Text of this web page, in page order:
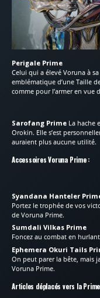
Perigale Prime
Celui qui a élevé Voruna à
emblématique d’une Taille
comme pour l’armer en vue
Sarofang Prime La hache
Orokin. Elle s’est
auraient plus aucune utilité.
Accessoires Voruna Prime :
Syandana Hanteler
Portez le trophée de vos
de Voruna Prime.
Sumdali Vilkas Prime
Foncez au combat en
Ephemera Okuri Tails
On peut parer la bête, mais
Voruna Prime.
Articles déplacés vers la